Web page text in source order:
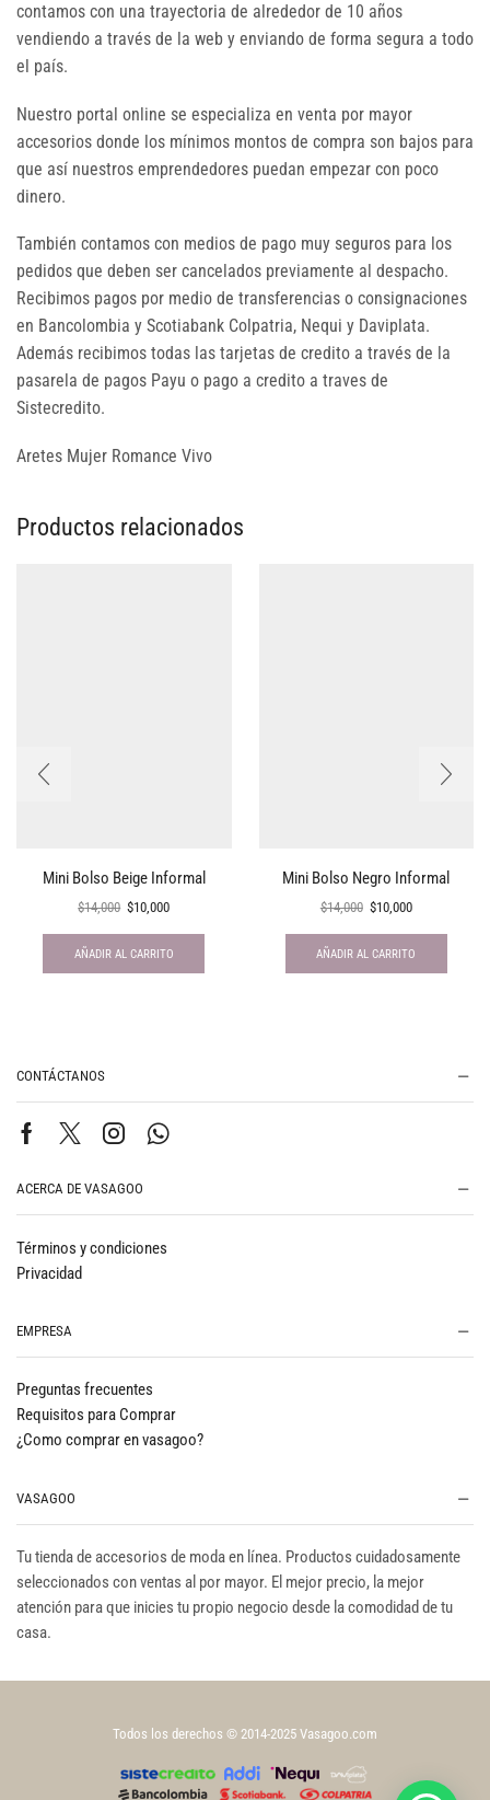
contamos con una trayectoria de alrededor de 10 años
vendiendo a través de la web y enviando de forma segura a todo
el país.
Nuestro portal online se especializa en venta por mayor
accesorios donde los mínimos montos de compra son bajos para
que así nuestros emprendedores puedan empezar con poco
dinero.
También contamos con medios de pago muy seguros para los
pedidos que deben ser cancelados previamente al despacho.
Recibimos pagos por medio de transferencias o consignaciones
en Bancolombia y Scotiabank Colpatria, Nequi y Daviplata.
Además recibimos todas las tarjetas de credito a través de la
pasarela de pagos Payu o pago a credito a traves de
Sistecredito.
Aretes Mujer Romance Vivo
Productos relacionados
Mini Bolso Beige Informal
$14,000 $10,000
AÑADIR AL CARRITO
Mini Bolso Negro Informal
$14,000 $10,000
AÑADIR AL CARRITO
CONTÁCTANOS
ACERCA DE VASAGOO
Términos y condiciones
Privacidad
EMPRESA
Preguntas frecuentes
Requisitos para Comprar
¿Como comprar en vasagoo?
VASAGOO
Tu tienda de accesorios de moda en línea. Productos cuidadosamente
seleccionados con ventas al por mayor. El mejor precio, la mejor
atención para que inicies tu propio negocio desde la comodidad de tu
casa.
Todos los derechos © 2014-2025 Vasagoo.com